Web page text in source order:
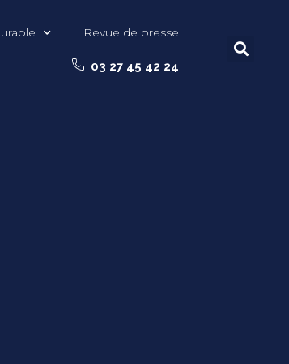
Revue de presse
03 27 45 42 24